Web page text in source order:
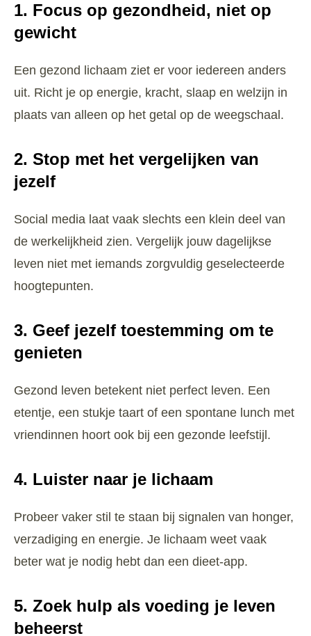
1. Focus op gezondheid, niet op
gewicht
Een gezond lichaam ziet er voor iedereen anders
uit. Richt je op energie, kracht, slaap en welzijn in
plaats van alleen op het getal op de weegschaal.
2. Stop met het vergelijken van
jezelf
Social media laat vaak slechts een klein deel van
de werkelijkheid zien. Vergelijk jouw dagelijkse
leven niet met iemands zorgvuldig geselecteerde
hoogtepunten.
3. Geef jezelf toestemming om te
genieten
Gezond leven betekent niet perfect leven. Een
etentje, een stukje taart of een spontane lunch met
vriendinnen hoort ook bij een gezonde leefstijl.
4. Luister naar je lichaam
Probeer vaker stil te staan bij signalen van honger,
verzadiging en energie. Je lichaam weet vaak
beter wat je nodig hebt dan een dieet-app.
5. Zoek hulp als voeding je leven
beheerst